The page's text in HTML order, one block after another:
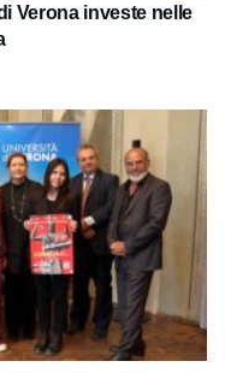
Verona investe nelle